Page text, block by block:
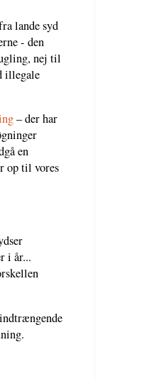
lande syd
- den
nej til
illegale
– der har
en
op til vores
i år...